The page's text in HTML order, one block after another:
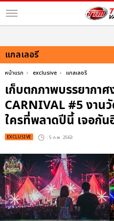
แกลเลอรี
หน้าแรก exclusive แกลเลอรี
เก็บตกภาพบรรยากาศ
CARNIVAL #5 งาน
ใครที่พลาดปีนี้ เจอกั
EXCLUSIVE : 5 ก.พ. 2563